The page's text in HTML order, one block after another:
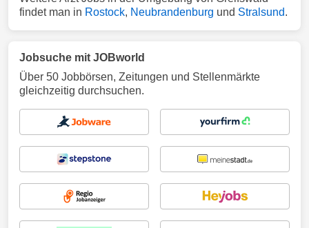
findet man in Rostock, Neubrandenburg und Stralsund.
Jobsuche mit JOBworld
Über 50 Jobbörsen, Zeitungen und Stellenmärkte
gleichzeitig durchsuchen.